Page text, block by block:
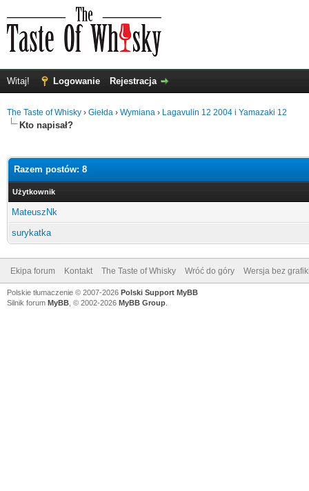
Witaj! Logowanie Rejestracja
The Taste of Whisky › Giełda › Wymiana › Lagavulin 12 2004 i Yamazaki 12
Kto napisał?
Razem postów: 8
Użytkownik
MateuszNk
surykatka
Ekipa forum Kontakt The Taste of Whisky Wróć do góry Wersja bez
Polskie tłumaczenie © 2007-2026 Polski Support MyBB
Silnik forum MyBB , © 2002-2026 MyBB Group